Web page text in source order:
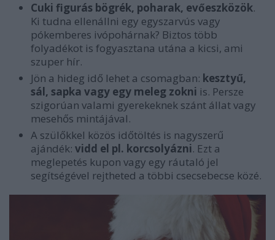
Cuki figurás bögrék, poharak, evőeszközök.
Ki tudna ellenállni egy egyszarvús vagy
pókemberes ivópohárnak? Biztos több
folyadékot is fogyasztana utána a kicsi, ami
szuper hír.
Jön a hideg idő lehet a csomagban: kesztyű,
sál, sapka vagy egy meleg zokni is. Persze
szigorúan valami gyerekeknek szánt állat vagy
mesehős mintájával.
A szülőkkel közös időtöltés is nagyszerű
ajándék: vidd el pl. korcsolyázni. Ezt a
meglepetés kupon vagy egy ráutaló jel
segítségével rejtheted a többi csecsebecse közé.